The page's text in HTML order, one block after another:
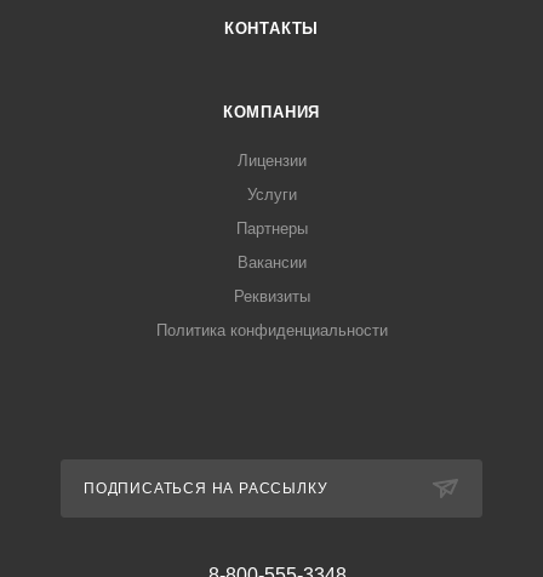
КОНТАКТЫ
КОМПАНИЯ
Лицензии
Услуги
Партнеры
Вакансии
Реквизиты
Политика конфиденциальности
ПОДПИСАТЬСЯ НА РАССЫЛКУ